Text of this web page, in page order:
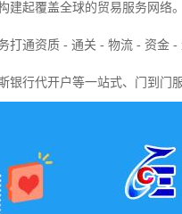
起覆盖全球的贸易服务网络
打通资质 - 通关 - 物流 - 资金
行代开户等一站式、门到门服